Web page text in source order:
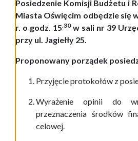
Posiedzenie Komisji Budżetu i
Miasta Oświęcim odbędzie się
r. o godz. 15.30w sali nr 39
przy ul. Jagiełły 25.
Proponowany porządek
Przyjęcie protokołów z
Wyrażenie opinii do
przeznaczenia środków
celowej.